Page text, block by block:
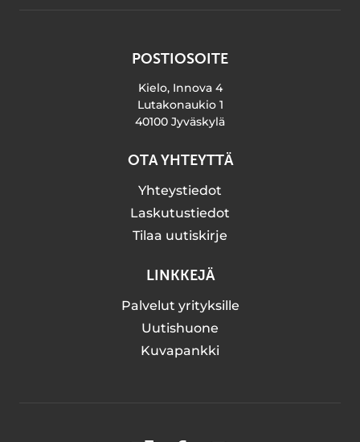
POSTIOSOITE
Kielo, Innova 4
Lutakonaukio 1
40100 Jyväskylä
OTA YHTEYTTÄ
Yhteystiedot
Laskutustiedot
Tilaa uutiskirje
LINKKEJÄ
Palvelut yrityksille
Uutishuone
Kuvapankki